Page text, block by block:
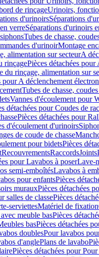
de rinçageUrinoirs,
d'urinoirsSéparations
verreSéparations d'urinoirs
Tubes de chasse,
d'urinoirMontage
alimentation sur secteurA
rinçagePièces détachées
du rinçage, alimentation sur
pour A déclenchement
Tubes de chasse,
Vannes d'écoulement pour
détachées pour Coudes de
Pièces détachées pour
d'écoulement d'urinoirs
de coude de chasse
pour bidetsPièces
RecouvrementsRaccordsJoints
pour Lavabos à poserLave-
semi-emboîtésLavabos à
pour enfantsPièces
murauxPièces détachées
salles de classePièces
serviettesMatériel de fixation
meuble basPièces
basPièces détachées
doublesPour lavabos
d'anglePlans de lavabo
Pièces détachées pour